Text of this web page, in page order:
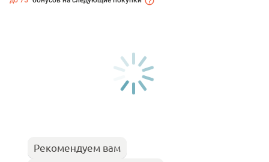
Рекомендуем вам